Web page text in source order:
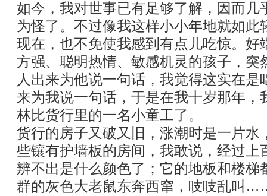
如今，我对世事已有足够了解，因而几
为怪了。不过像我这样小小年地就如此
现在，也不免使我感到有点儿吃惊。好
方强、聪明热情、敏感机灵的孩子，突
人出来为他说一句话，我觉得这实在
来为我说一句话，于是在我十岁那年
林比货行里的一名小童工了。
货行的房子又破又旧，涨潮时是一片水
些镶有护墙板的房间，我敢说，经过上
辨不出是什么颜色了；它的地板和楼梯
群的灰色大老鼠东奔西窜，吱吱乱叫